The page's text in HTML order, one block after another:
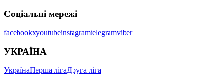
Соціальні мережі
facebookxyoutubeinstagramtelegramviber
УКРАЇНА
УкраїнаПерша лігаДруга ліга